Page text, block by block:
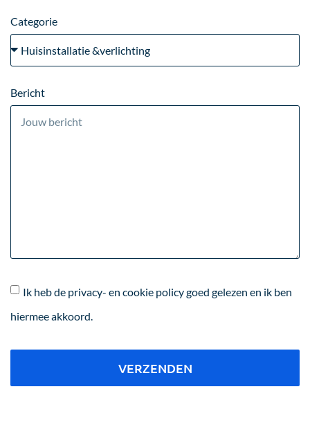
Categorie
Bericht
Ik heb de privacy- en cookie policy goed gelezen en ik ben
hiermee akkoord.
VERZENDEN